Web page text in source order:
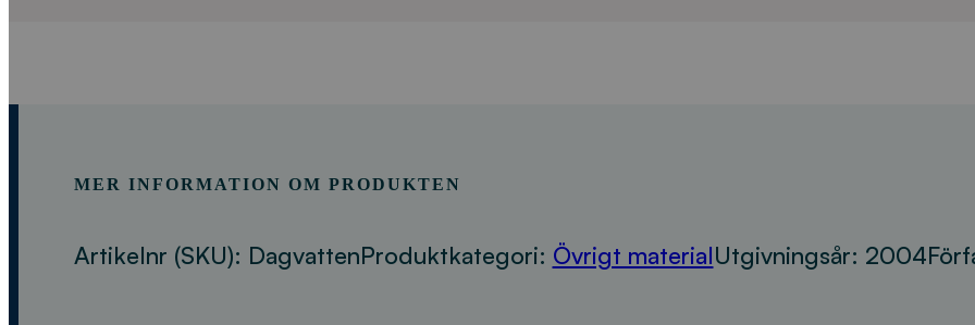
MER INFORMATION OM PRODUKTEN
Artikelnr (SKU): DagvattenProduktkategori: Övrigt materialUtgivningsår: 2004